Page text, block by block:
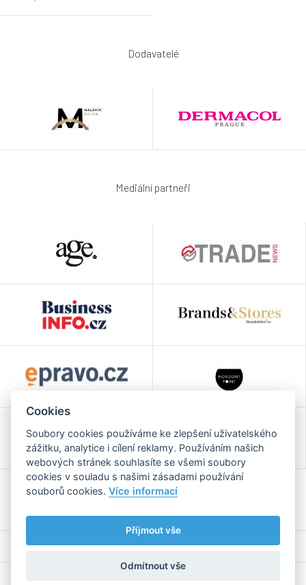
Dodavatelé
Mediální partneři
Cookies
Soubory cookies používáme ke zlepšení uživatelského
zážitku, analytice i cílení reklamy. Používáním našich
webových stránek souhlasíte se všemi soubory
cookies v souladu s našimi zásadami používání
souborů cookies.Více informací
Příjmout vše
Odmítnout vše